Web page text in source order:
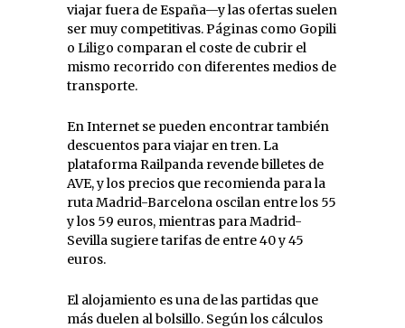
viajar fuera de España—y las ofertas suelen
ser muy competitivas. Páginas como Gopili
o Liligo comparan el coste de cubrir el
mismo recorrido con diferentes medios de
transporte.
En Internet se pueden encontrar también
descuentos para viajar en tren. La
plataforma Railpanda revende billetes de
AVE, y los precios que recomienda para la
ruta Madrid-Barcelona oscilan entre los 55
y los 59 euros, mientras para Madrid-
Sevilla sugiere tarifas de entre 40 y 45
euros.
El alojamiento es una de las partidas que
más duelen al bolsillo. Según los cálculos